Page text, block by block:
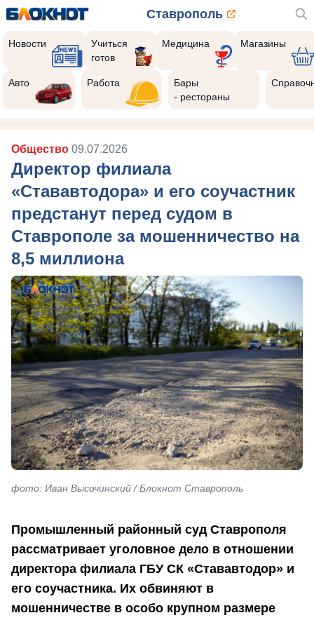
Ставрополь
Новости
Учиться
готов
Медицина Магазины
Авто Работа
Бары
- рестораны
Общество 09.07.2026
Директор филиала
«Стававтодора» и его соучастник
предстанут перед судом в
Ставрополе за мошенничество на
8,5 миллиона
фото: Иван Высочинский / Блокнот Ставрополь
Промышленный районный суд Ставрополя
рассматривает уголовное дело в отношении
директора филиала ГБУ СК «Стававтодор» и
его соучастника. Их обвиняют в
мошенничестве в особо крупном размере